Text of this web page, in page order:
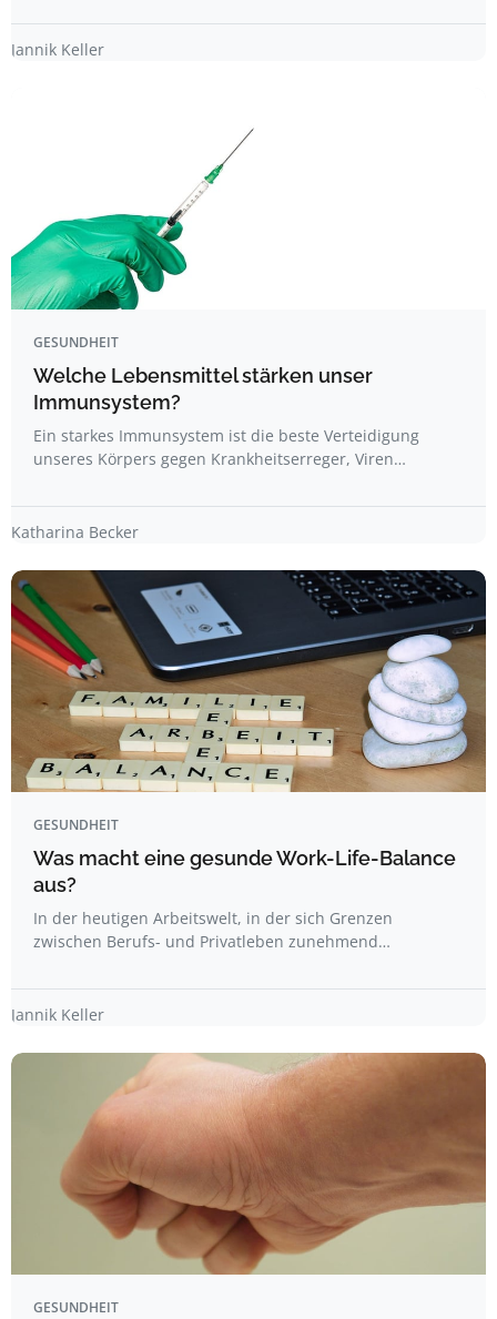
Jannik Keller
GESUNDHEIT
Welche Lebensmittel stärken unser
Immunsystem?
Ein starkes Immunsystem ist die beste Verteidigung
unseres Körpers gegen Krankheitserreger, Viren…
Katharina Becker
GESUNDHEIT
Was macht eine gesunde Work-Life-Balance
aus?
In der heutigen Arbeitswelt, in der sich Grenzen
zwischen Berufs- und Privatleben zunehmend…
Jannik Keller
GESUNDHEIT